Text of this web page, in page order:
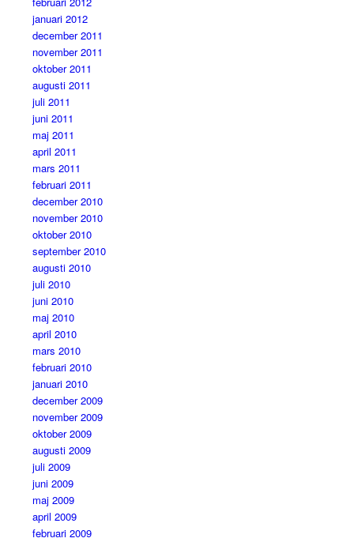
januari 2012
december 2011
november 2011
oktober 2011
augusti 2011
juli 2011
juni 2011
maj 2011
april 2011
mars 2011
februari 2011
december 2010
november 2010
oktober 2010
september 2010
augusti 2010
juli 2010
juni 2010
maj 2010
april 2010
mars 2010
februari 2010
januari 2010
december 2009
november 2009
oktober 2009
augusti 2009
juli 2009
juni 2009
maj 2009
april 2009
februari 2009